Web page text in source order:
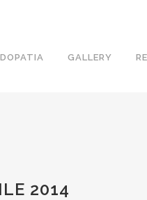
GALLERY
2014